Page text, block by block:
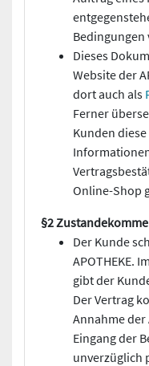
Dieses
Website der
dort auch als
Ferner
Kunden
Online-Shop
§2
Der Kunde
APOTHEKE.
gibt der
Der Vertrag
Annahme der
Eingang der
unverzüglich